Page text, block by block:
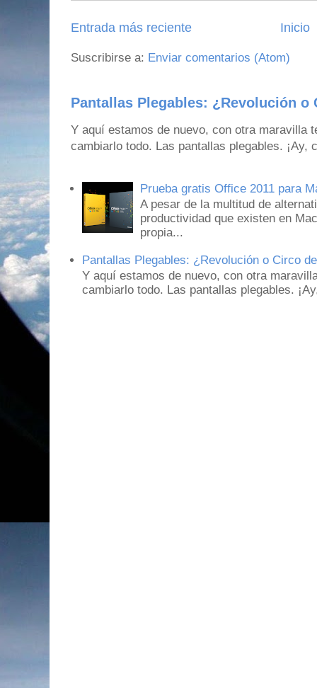
Entrada más reciente Inicio
Suscribirse a: Enviar comentarios (Atom)
Pantallas Plegables: ¿Revolución o
Y aquí estamos de nuevo, con otra maravilla
cambiarlo todo. Las pantallas plegables. ¡Ay,
Prueba gratis Office 2011 para
A pesar de la multitud de
productividad que existen en
propia...
Pantallas Plegables: ¿Revolución o Circo
Y aquí estamos de nuevo, con otra
cambiarlo todo. Las pantallas plegables.